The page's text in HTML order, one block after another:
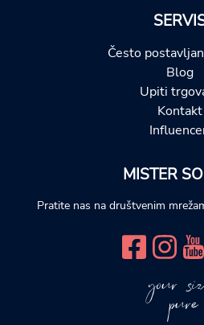
Često
Blog
Upiti
Kontakt
MISTER
Pratite nas na društvenim
your